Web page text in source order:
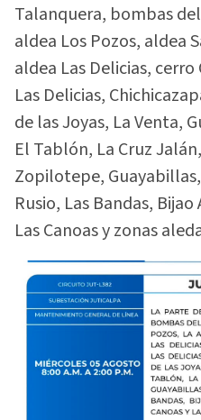
Talanquera, bombas
aldea Los Pozos, aldea
aldea Las Delicias,
Las Delicias,
de las Joyas, La Venta,
El Tablón, La Cruz
Zopilotepe,
Rusio, Las Bandas,
Las Canoas y zonas